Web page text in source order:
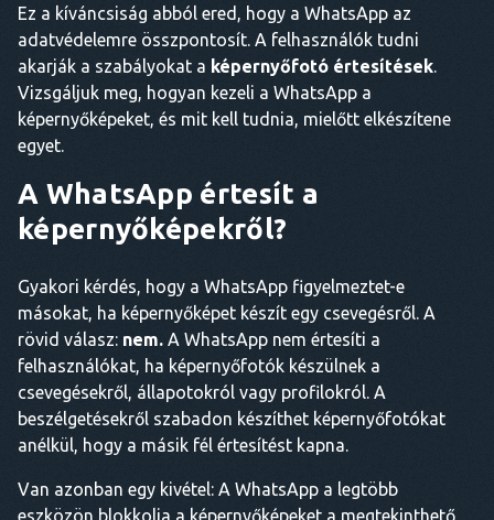
Ez a kíváncsiság abból ered, hogy a WhatsApp az
adatvédelemre összpontosít. A felhasználók tudni
akarják a szabályokat a képernyőfotó értesítések.
Vizsgáljuk meg, hogyan kezeli a WhatsApp a
képernyőképeket, és mit kell tudnia, mielőtt elkészítene
egyet.
A WhatsApp értesít a
képernyőképekről?
Gyakori kérdés, hogy a WhatsApp figyelmeztet-e
másokat, ha képernyőképet készít egy csevegésről. A
rövid válasz: nem. A WhatsApp nem értesíti a
felhasználókat, ha képernyőfotók készülnek a
csevegésekről, állapotokról vagy profilokról. A
beszélgetésekről szabadon készíthet képernyőfotókat
anélkül, hogy a másik fél értesítést kapna.
Van azonban egy kivétel: A WhatsApp a legtöbb
eszközön blokkolja a képernyőképeket a megtekinthető